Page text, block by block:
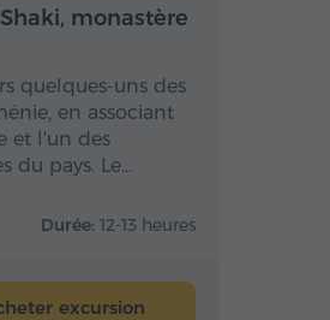
Toute la journée
monastère
quelques-uns des
en associant
et l'un des
du pays. Le…
Durée: 12-13 heures
excursion